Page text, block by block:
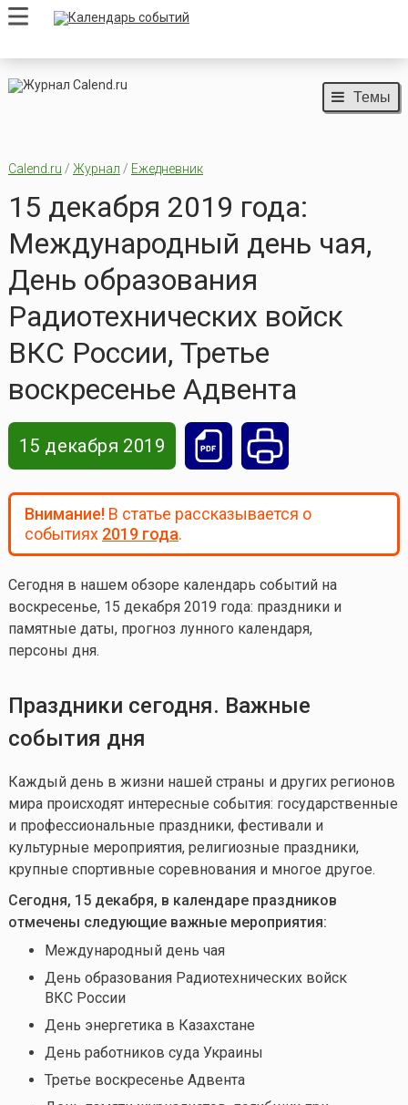
Темы
Calend.ru / Журнал / Ежедневник
15 декабря 2019 года:
Международный день чая,
День образования
Радиотехнических войск
ВКС России, Третье
воскресенье Адвента
15 декабря 2019
Внимание!В статье рассказывается о
событиях 2019 года.
Сегодня в нашем обзоре календарь событий на
воскресенье, 15 декабря 2019 года: праздники и
памятные даты, прогноз лунного календаря,
персоны дня.
Праздники сегодня. Важные
события дня
Каждый день в жизни нашей страны и других регионов
мира происходят интересные события: государственные
и профессиональные праздники, фестивали и
культурные мероприятия, религиозные праздники,
крупные спортивные соревнования и многое другое.
Сегодня, 15 декабря, в календаре праздников
отмечены следующие важные мероприятия:
Международный день чая
День образования Радиотехнических войск
ВКС России
День энергетика в Казахстане
День работников суда Украины
Третье воскресенье Адвента